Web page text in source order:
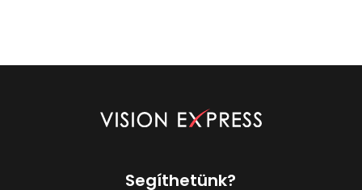
Segíthetünk?